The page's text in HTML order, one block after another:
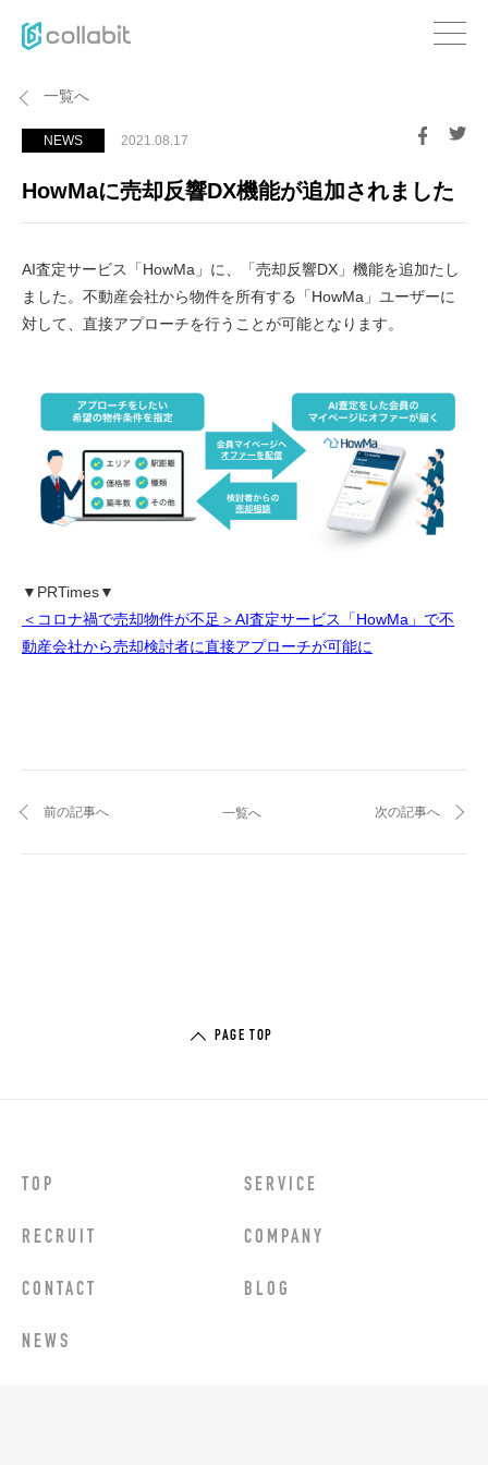
一覧へ
NEWS 2021.08.17
HowMaに売却反響DX機能が追加されました
AI査定サービス「HowMa」に、「売却反響DX」機能を追加たし
ました。不動産会社から物件を所有する「HowMa」ユーザーに
対して、直接アプローチを行うことが可能となります。
▼PRTimes▼
＜コロナ禍で売却物件が不足＞AI査定サービス「HowMa」で不
動産会社から売却検討者に直接アプローチが可能に
前の記事へ 一覧へ 次の記事へ
PAGE TOP
TOP SERVICE
RECRUIT COMPANY
CONTACT BLOG
NEWS